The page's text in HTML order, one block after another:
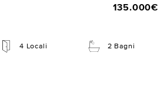
135.000€
4 Locali 2 Bagni